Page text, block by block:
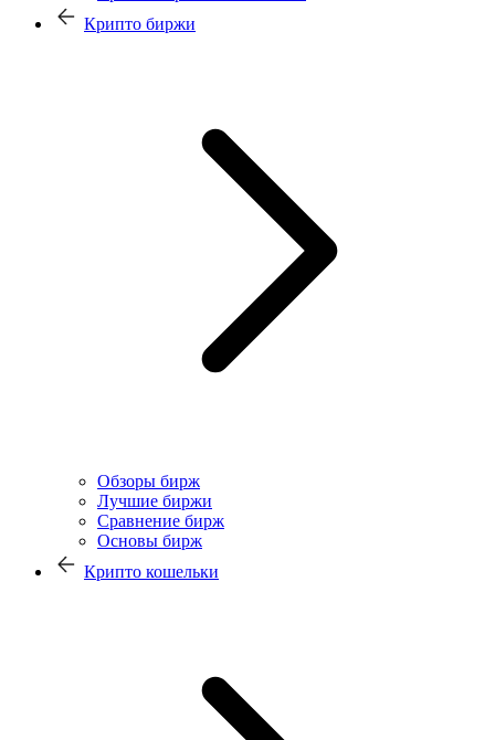
Крипто биржи
Обзоры бирж
Лучшие биржи
Сравнение бирж
Основы бирж
Крипто кошельки